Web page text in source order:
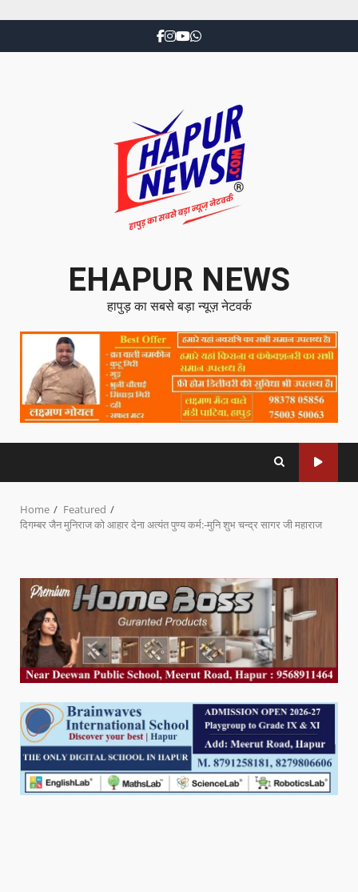
EHAPUR NEWS
हापुड़ का सबसे बड़ा न्यूज़ नेटवर्क
Home
Featured
दिगम्बर जैन मुनिराज को आहार देना अत्यंत पुण्य कर्म:-मुनि शुभ चन्द्र सागर जी महाराज